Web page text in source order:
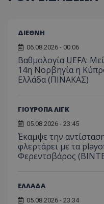
ΔΙΕΘΝΗ
06.08.2026 - 00:06
Βαθμολογία UEFA:
14η Νορβηγία η
Ελλάδα (ΠΙΝΑΚΑΣ)
ΓΙΟΥΡΟΠΑ ΛΙΓΚ
05.08.2026 - 23:45
Έκαμψε την
φλερτάρει με τα
Φερεντσβάρος
ΕΛΛΑΔΑ
05.08.2026 - 23:34